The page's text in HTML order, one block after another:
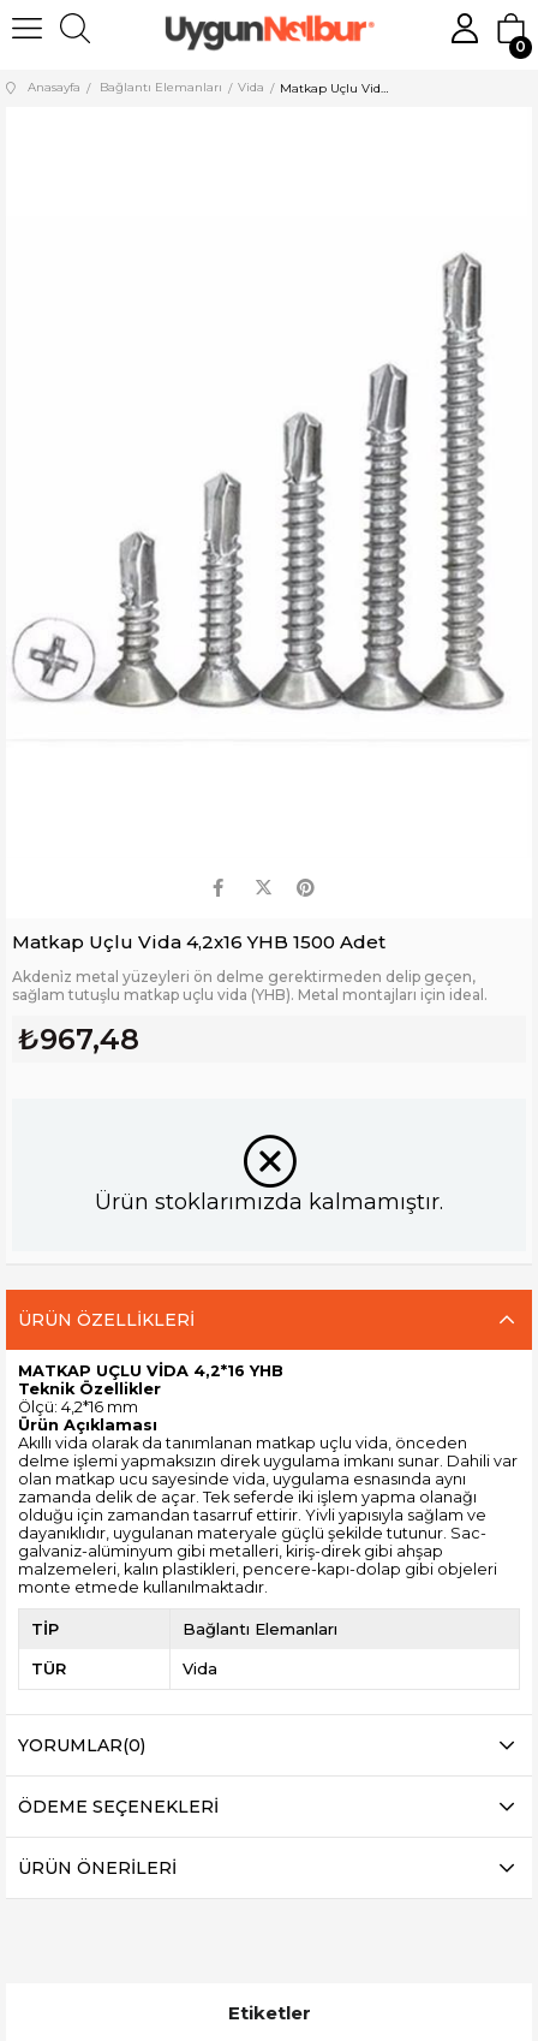
0
Anasayfa Bağlantı Elemanları Vida
Matkap Uçlu Vida 4,2x16 YHB 1500 Adet
Akdeni̇z metal yüzeyleri ön delme gerektirmeden delip geçen,
sağlam tutuşlu matkap uçlu vida (YHB). Metal montajları için ideal.
₺967,48
Ürün stoklarımızda kalmamıştır.
ÜRÜN ÖZELLIKLERI
MATKAP UÇLU VİDA 4,2*16 YHB
Teknik Özellikler
Ölçü: 4,2*16 mm
Ürün Açıklaması
Akıllı vida olarak da tanımlanan matkap uçlu vida, önceden
delme işlemi yapmaksızın direk uygulama imkanı sunar. Dahili var
olan matkap ucu sayesinde vida, uygulama esnasında aynı
zamanda delik de açar. Tek seferde iki işlem yapma olanağı
olduğu için zamandan tasarruf ettirir. Yivli yapısıyla sağlam ve
dayanıklıdır, uygulanan materyale güçlü şekilde tutunur. Sac-
galvaniz-alüminyum gibi metalleri, kiriş-direk gibi ahşap
malzemeleri, kalın plastikleri, pencere-kapı-dolap gibi objeleri
monte etmede kullanılmaktadır.
TİP Bağlantı Elemanları
TÜR Vida
YORUMLAR(0)
ÖDEME SEÇENEKLERI
ÜRÜN ÖNERILERI
Etiketler